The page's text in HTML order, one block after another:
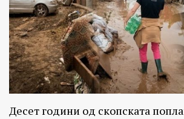
Десет години од скопската